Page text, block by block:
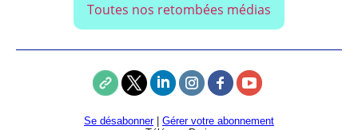
Toutes nos retombées médias
Se désabonner| Gérer votre abonnement